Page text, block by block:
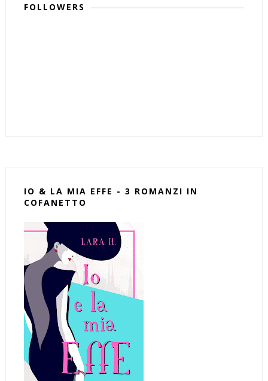
FOLLOWERS
IO & LA MIA EFFE - 3 ROMANZI IN
COFANETTO